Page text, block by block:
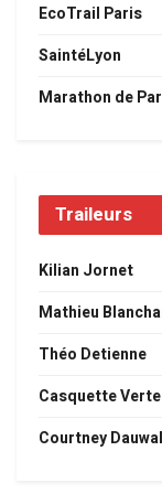
EcoTrail Paris
SaintéLyon
Marathon de
Traileurs
Kilian Jornet
Mathieu
Théo Detienne
Casquette Verte
Courtney